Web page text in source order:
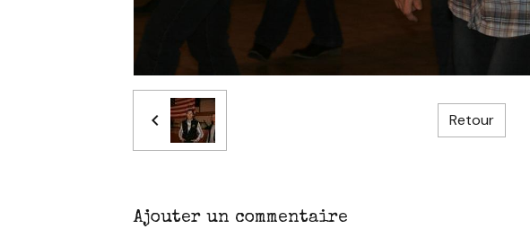
Retour
Ajouter un commentaire